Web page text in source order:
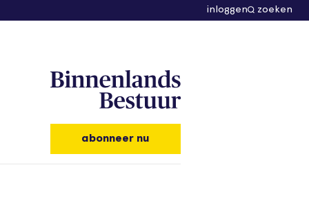
inloggen zoeken
abonneer nu